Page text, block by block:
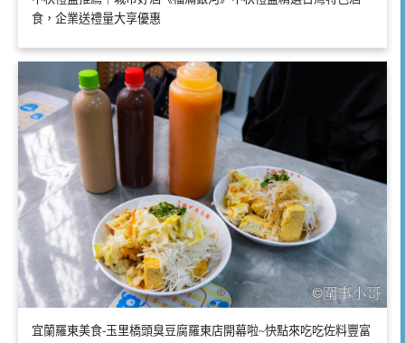
食，企業送禮量大享優惠
宜蘭羅東美食-玉里橋頭臭豆腐羅東店開幕啦~快點來吃吃佐料豐富